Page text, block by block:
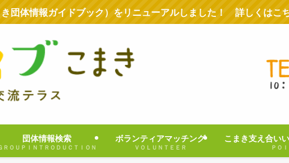
団体情報ガイドブック）をリニューアルしました！ 詳しくはこ
団体情報検索
ＲＯＵＰＩＮＴＲＯＤＵＣＴＩＯＮ
ボランティアマッチング
ＶＯＬＵＮＴＥＥＲ
こまき支え合い
ＰＯ